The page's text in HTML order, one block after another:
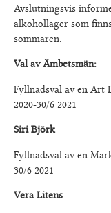
Avslutningsvis
alkohollager som
sommaren.
Val av Ämbetsmän:
Fyllnadsval av en Art
2020-30/6 2021
Siri Björk
Fyllnadsval av en
30/6 2021
Vera Litens